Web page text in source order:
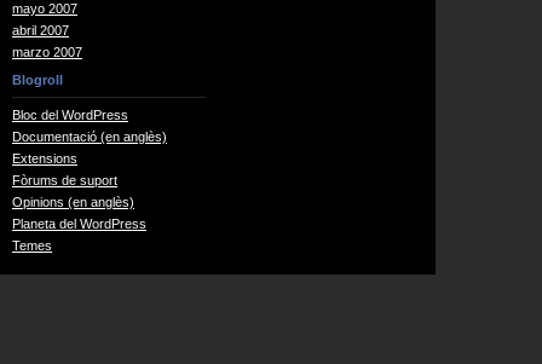
mayo 2007
abril 2007
marzo 2007
Blogroll
Bloc del WordPress
Documentació (en anglès)
Extensions
Fòrums de suport
Opinions (en anglès)
Planeta del WordPress
Temes